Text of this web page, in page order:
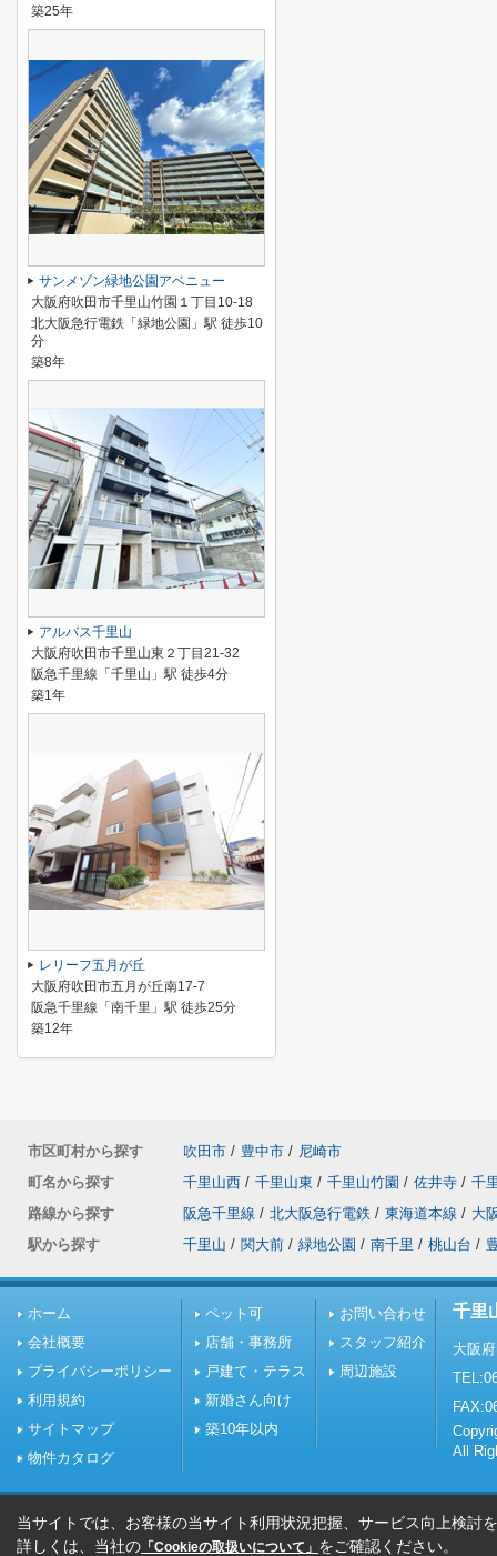
築25年
サンメゾン緑地公園アベニュー
大阪府吹田市千里山竹園１丁目10-18
北大阪急行電鉄「緑地公園」駅 徒歩10
分
築8年
アルバス千里山
大阪府吹田市千里山東２丁目21-32
阪急千里線「千里山」駅 徒歩4分
築1年
レリーフ五月が丘
大阪府吹田市五月が丘南17-7
阪急千里線「南千里」駅 徒歩25分
築12年
市区町村から探す 吹田市 / 豊中市 / 尼崎市
町名から探す
千里山西 / 千里山東 / 千里山竹園 / 佐井寺 / 千
路線から探す
阪急千里線 / 北大阪急行電鉄 / 東海道本線 / 大
駅から探す
千里山 / 関大前 / 緑地公園 / 南千里 / 桃山台 /
ホーム
会社概要
プライバシーポリシー
利用規約
サイトマップ
物件カタログ
ペット可
店舗・事務所
戸建て・テラス
新婚さん向け
築10年以内
お問い合わせ
スタッフ紹介
周辺施設
千里
大阪
All
当サイトでは、お客様の当サイト利用状況把握、サービス向上検討
詳しくは、当社の 「Cookieの取扱いについて」 をご確認ください。